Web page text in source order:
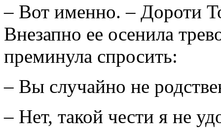
– Вот именно. – Дороти
Внезапно ее осенила
преминула спросить:
– Вы случайно не
– Нет, такой чести я не